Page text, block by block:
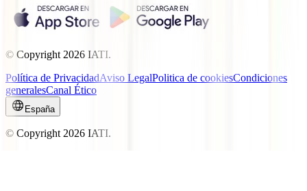
© Copyright 2026 IATI.
Política de PrivacidadAviso LegalPolitica de cookiesCondiciones
generalesCanal Ético
España
© Copyright 2026 IATI.